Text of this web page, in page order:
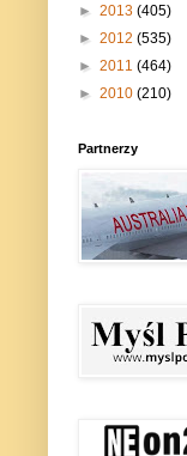
► 2013 (405)
► 2012 (535)
► 2011 (464)
► 2010 (210)
Partnerzy